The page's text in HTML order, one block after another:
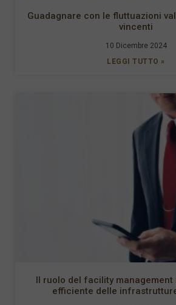
Guadagnare con le fluttuazioni
vincenti
10 Dicembre 2024
LEGGI TUTTO »
Il ruolo del facility
efficiente delle